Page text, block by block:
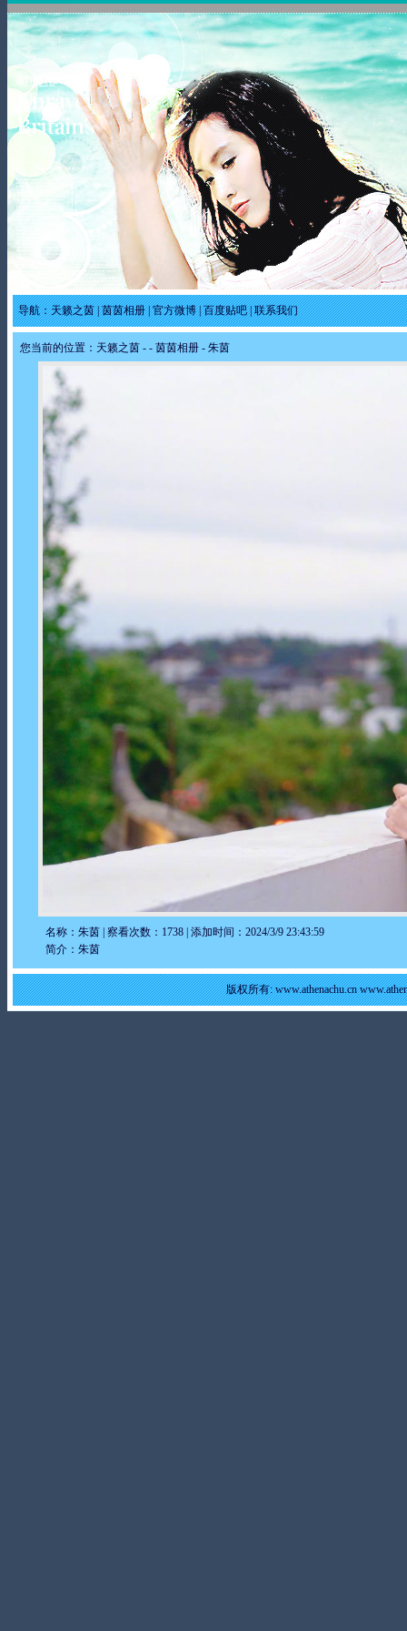
导航：天籁之茵|茵茵相册|官方微博|百度贴吧|联系我们
您当前的位置： 天籁之茵 - - 茵茵相册 - 朱茵
名称：朱茵 | 察看次数：1738 | 添加时间：2024/3/9 23:43:59
简介：朱茵
版权所有: www.athenachu.cn